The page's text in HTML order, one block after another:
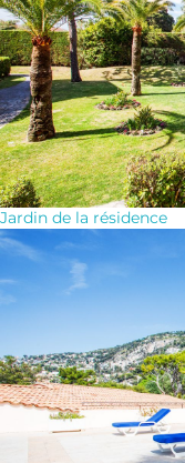
Jardin de la résidence